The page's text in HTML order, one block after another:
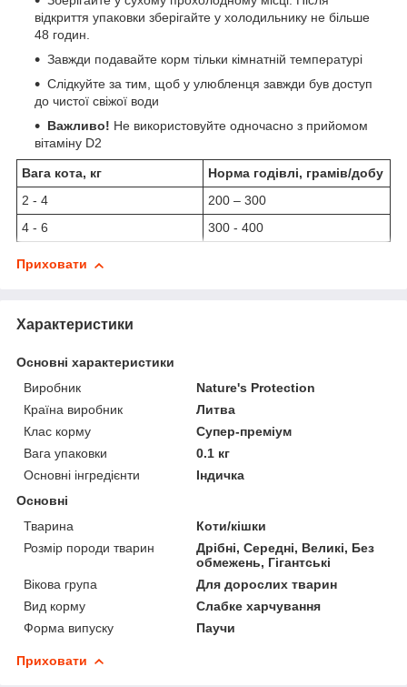
відкриття упаковки зберігайте у холодильнику не більше
48 годин.
Завжди подавайте корм тільки кімнатній температурі
Слідкуйте за тим, щоб у улюбленця завжди був доступ
до чистої свіжої води
Важливо! Не використовуйте одночасно з прийомом
вітаміну D2
Вага кота, кг
Норма годівлі, грамів/добу
2 - 4
200 – 300
4 - 6
300 - 400
Приховати
Характеристики
Основні характеристики
Виробник
Nature's Protection
Країна виробник
Литва
Клас корму
Супер-преміум
Вага упаковки
0.1 кг
Основні інгредієнти
Індичка
Основні
Тварина
Коти/кішки
Розмір породи тварин
Дрібні, Середні, Великі, Без
обмежень, Гігантські
Вікова група
Для дорослих тварин
Вид корму
Слабке харчування
Форма випуску
Паучи
Приховати